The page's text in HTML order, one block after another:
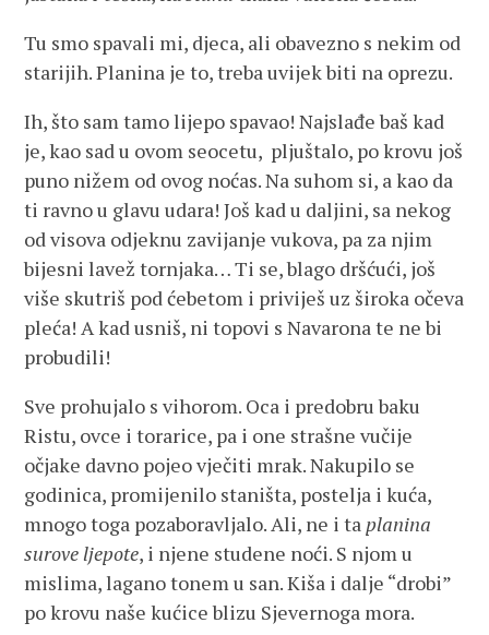
Tu smo spavali mi, djeca, ali obavezno s nekim od
starijih. Planina je to, treba uvijek biti na oprezu.
Ih, što sam tamo lijepo spavao! Najslađe baš kad
je, kao sad u ovom seocetu, pljuštalo, po krovu još
puno nižem od ovog noćas. Na suhom si, a kao da
ti ravno u glavu udara! Još kad u daljini, sa nekog
od visova odjeknu zavijanje vukova, pa za njim
bijesni lavež tornjaka… Ti se, blago dršćući, još
više skutriš pod ćebetom i priviješ uz široka očeva
pleća! A kad usniš, ni topovi s Navarona te ne bi
probudili!
Sve prohujalo s vihorom. Oca i predobru baku
Ristu, ovce i torarice, pa i one strašne vučije
očjake davno pojeo vječiti mrak. Nakupilo se
godinica, promijenilo staništa, postelja i kuća,
mnogo toga pozaboravljalo. Ali, ne i ta planina
surove ljepote, i njene studene noći. S njom u
mislima, lagano tonem u san. Kiša i dalje “drobi”
po krovu naše kućice blizu Sjevernoga mora.